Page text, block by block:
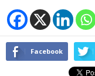
Facebook